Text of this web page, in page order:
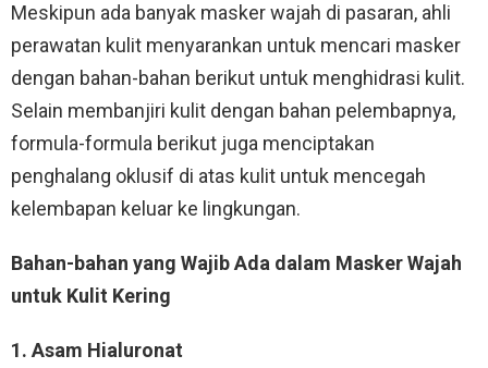
Meskipun ada banyak masker wajah di pasaran, ahli
perawatan kulit menyarankan untuk mencari masker
dengan bahan-bahan berikut untuk menghidrasi kulit.
Selain membanjiri kulit dengan bahan pelembapnya,
formula-formula berikut juga menciptakan
penghalang oklusif di atas kulit untuk mencegah
kelembapan keluar ke lingkungan.
Bahan-bahan yang Wajib Ada dalam Masker Wajah
untuk Kulit Kering
1. Asam Hialuronat